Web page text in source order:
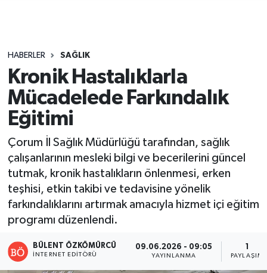
HABERLER SAĞLIK
Kronik Hastalıklarla
Mücadelede Farkındalık
Eğitimi
Çorum İl Sağlık Müdürlüğü tarafından, sağlık
çalışanlarının mesleki bilgi ve becerilerini güncel
tutmak, kronik hastalıkların önlenmesi, erken
teşhisi, etkin takibi ve tedavisine yönelik
farkındalıklarını artırmak amacıyla hizmet içi eğitim
programı düzenlendi.
BÜLENT ÖZKÖMÜRCÜ
İNTERNET EDITÖRÜ
09.06.2026 - 09:05
YAYINLANMA
1
PAYLAŞIM